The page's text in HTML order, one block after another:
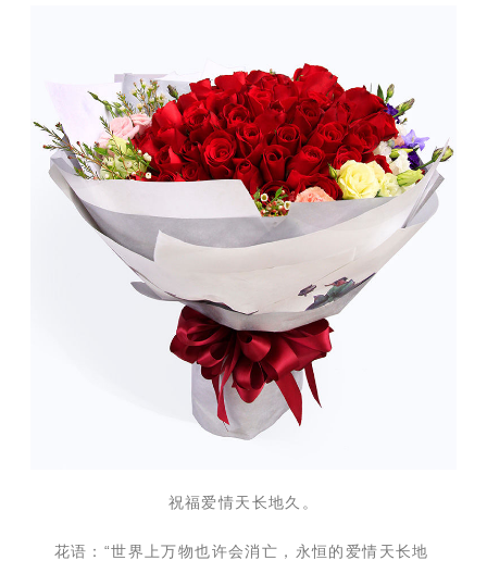
祝福爱情天长地久。
花语：“世界上万物也许会消亡，永恒的爱情天长地